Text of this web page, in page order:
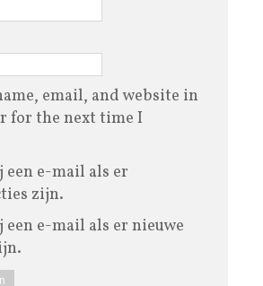
email, and website in
for the next time I
een e-mail als er
zijn.
een e-mail als er nieuwe